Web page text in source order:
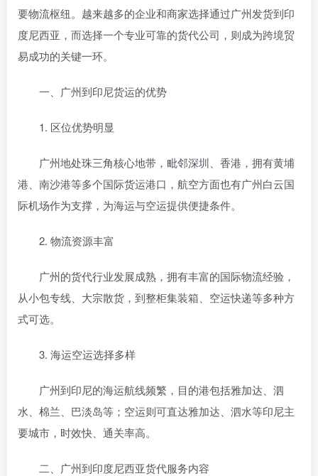
要物流枢纽。越来越多的企业和商家选择通过广州发货到印
度尼西亚，而选择一个专业可靠的货代公司，则成为跨境贸
易成功的关键一环。
一、广州到印尼货运的优势
1. 区位优势明显
广州地处珠三角核心地带，毗邻深圳、香港，拥有黄埔
港、南沙港等多个国际货运港口，航空方面也有广州白云国
际机场作为支撑，为海运与空运提供便捷条件。
2. 物流资源丰富
广州的货代行业发展成熟，拥有丰富的国际物流经验，
从小包专线、大宗散货，到整柜集装箱、空运快递等多种方
式可选。
3. 海运空运选择多样
广州到印尼的海运航线频繁，目的港包括雅加达、泗
水、棉兰、巴淡岛等；空运则可直达雅加达、泗水等印尼主
要城市，时效快、通关率高。
二、广州到印度尼西亚货代服务内容